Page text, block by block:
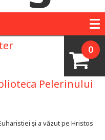
0
Pelerinului
și a văzut pe Hristos